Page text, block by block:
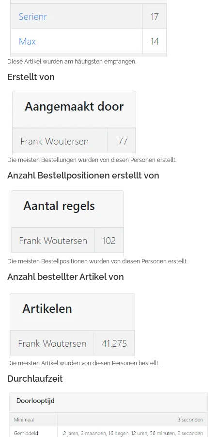
Diese Artikel wurden am häufigsten empfangen.
Erstellt von
Die meisten Bestellungen wurden von diesen Personen erstellt.
Anzahl Bestellpositionen erstellt von
Die meisten Bestellpositionen wurden von diesen Personen erstellt.
Anzahl bestellter Artikel von
Die meisten Artikel wurden von diesen Personen bestellt.
Durchlaufzeit